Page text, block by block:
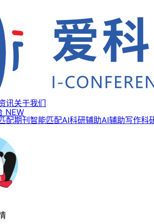
讯关于我们
NEW
配期刊智能匹配AI科研辅助AI辅助写作科